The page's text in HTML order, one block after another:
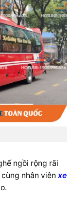
ngồi rộng rãi
nhân viên xe